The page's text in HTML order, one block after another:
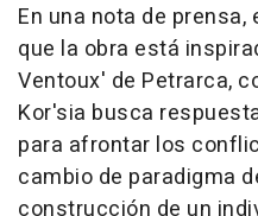
En una nota de
que la obra está
Ventoux' de Petrarca,
Kor'sia busca
para afrontar los
cambio de paradigma